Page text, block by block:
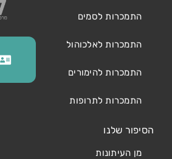
התמכרות לסמים
התמכרות לאלכוהול
התמכרות להימורים
התמכרות לתרופות
הסיפור שלנו
מן העיתונות